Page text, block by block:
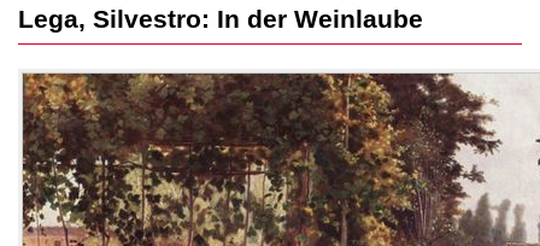
Lega, Silvestro: In der Weinlaube